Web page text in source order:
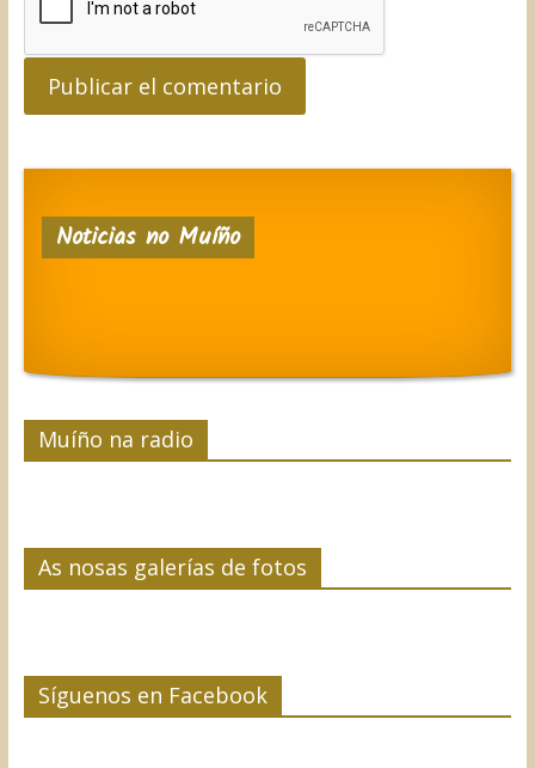
Noticias no Muíño
Muíño na radio
As nosas galerías de fotos
Síguenos en Facebook